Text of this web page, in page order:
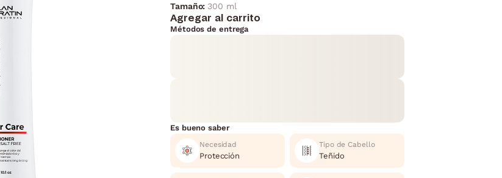
Tamaño: 300 ml
Agregar al carrito
Métodos de entrega
Es bueno saber
Necesidad
Protección
Tipo de Cabello
Teñido